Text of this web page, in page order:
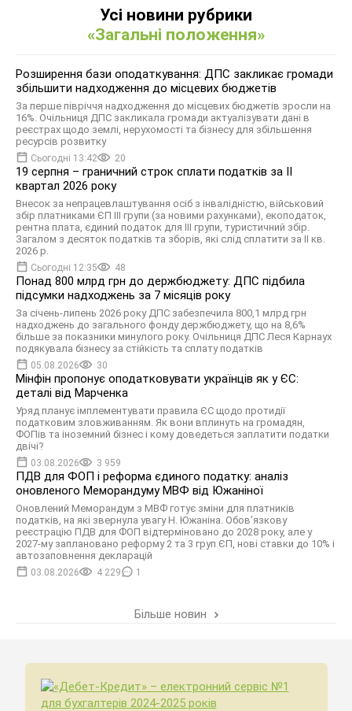
Усі новини рубрики
«Загальні положення»
Розширення бази оподаткування: ДПС закликає громади
збільшити надходження до місцевих бюджетів
За перше півріччя надходження до місцевих бюджетів зросли на
16%. Очільниця ДПС закликала громади актуалізувати дані в
реєстрах щодо землі, нерухомості та бізнесу для збільшення
ресурсів розвитку
Сьогодні 13:42 20
19 серпня – граничний строк сплати податків за ІI
квартал 2026 року
Внесок за непрацевлаштування осіб з інвалідністю, військовий
збір платниками ЄП ІІІ групи (за новими рахунками), екоподаток,
рентна плата, єдиний податок для III групи, туристичний збір.
Загалом з десяток податків та зборів, які слід сплатити за ІI кв.
2026 р.
Сьогодні 12:35 48
Понад 800 млрд грн до держбюджету: ДПС підбила
підсумки надходжень за 7 місяців року
За січень-липень 2026 року ДПС забезпечила 800,1 млрд грн
надходжень до загального фонду держбюджету, що на 8,6%
більше за показники минулого року. Очільниця ДПС Леся Карнаух
подякувала бізнесу за стійкість та сплату податків
05.08.2026 30
Мінфін пропонує оподатковувати українців як у ЄС:
деталі від Марченка
Уряд планує імплементувати правила ЄС щодо протидії
податковим зловживанням. Як вони вплинуть на громадян,
ФОПів та іноземний бізнес і кому доведеться заплатити податки
двічі?
03.08.2026 3 959
ПДВ для ФОП і реформа єдиного податку: аналіз
оновленого Меморандуму МВФ від Южаніної
Оновлений Меморандум з МВФ готує зміни для платників
податків, на які звернула увагу Н. Южаніна. Обов’язкову
реєстрацію ПДВ для ФОП відтерміновано до 2028 року, але у
2027-му заплановано реформу 2 та 3 груп ЄП, нові ставки до 10% і
автозаповнення декларацій
03.08.2026 4 229 1
Більше новин